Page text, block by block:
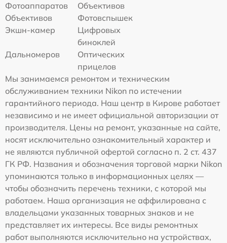
Фотоаппаратов
Объективов
Объективов
Фотовспышек
Экшн-камер
Цифровых
биноклей
Дальномеров
Оптических
прицелов
Мы занимаемся ремонтом и техническим
обслуживанием техники Nikon по истечении
гарантийного периода. Наш центр в Кирове работает
независимо и не имеет официальной авторизации от
производителя. Цены на ремонт, указанные на сайте,
носят исключительно ознакомительный характер и
не являются публичной офертой согласно п. 2 ст. 437
ГК РФ. Названия и обозначения торговой марки Nikon
упоминаются только в информационных целях —
чтобы обозначить перечень техники, с которой мы
работаем. Наша организация не аффилирована с
владельцами указанных товарных знаков и не
представляет их интересы. Все виды ремонтных
работ выполняются исключительно на устройствах,